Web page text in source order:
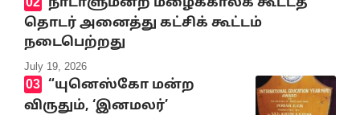
தொடர் அனைத்து கட்சிக் கூட்டம்
நடைபெற்றது
July 19, 2026
“யுனெஸ்கோ மன்ற
விருதும், ‘இனமலர்’